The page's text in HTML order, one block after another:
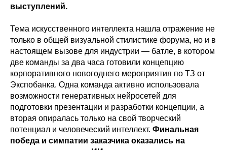
выступлений.
Тема искусственного интеллекта нашла отражение не
только в общей визуальной стилистике форума, но и в
настоящем вызове для индустрии — батле, в котором
две команды за два часа готовили концепцию
корпоративного новогоднего мероприятия по ТЗ от
Экспобанка. Одна команда активно использовала
возможности генеративных нейросетей для
подготовки презентации и разработки концепции, а
вторая опиралась только на свой творческий
потенциал и человеческий интеллект. Финальная
победа и симпатии заказчика оказались на